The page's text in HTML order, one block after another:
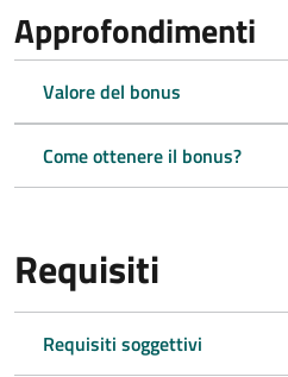
Approfondimenti
Valore del bonus
Come ottenere il bonus?
Requisiti
Requisiti soggettivi